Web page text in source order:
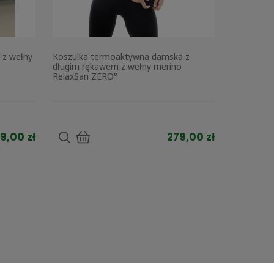
wełny
zł
Koszulka termoaktywna damska z
długim rękawem z wełny merino
RelaxSan ZERO°
279,00 zł